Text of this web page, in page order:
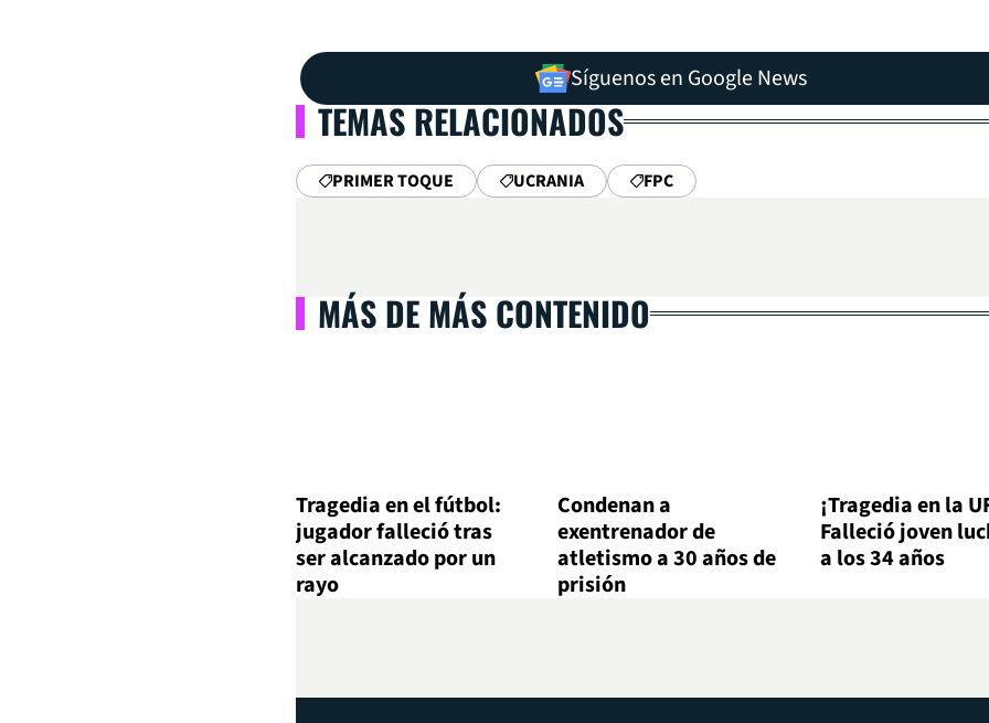
Síguenos en Google News
TEMAS RELACIONADOS
PRIMER TOQUE UCRANIA FPC
MÁS DE MÁS CONTENIDO
Tragedia en el fútbol:
jugador falleció tras
ser alcanzado por un
rayo
Condenan a
exentrenador de
atletismo a 30 años de
prisión
¡Tragedia en la
Falleció joven
a los 34 años